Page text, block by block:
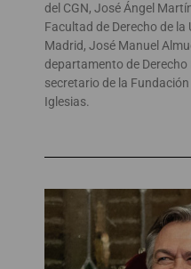
del CGN, José Ángel
Facultad de Derecho de
Madrid, José Manuel
departamento de Derecho
secretario de la
Iglesias.